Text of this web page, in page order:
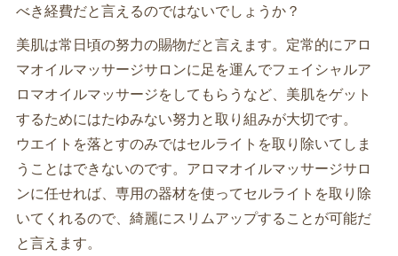
べき経費だと言えるのではないでしょうか？
美肌は常日頃の努力の賜物だと言えます。定常的にアロ
マオイルマッサージサロンに足を運んでフェイシャルア
ロマオイルマッサージをしてもらうなど、美肌をゲット
するためにはたゆみない努力と取り組みが大切です。
ウエイトを落とすのみではセルライトを取り除いてしま
うことはできないのです。アロマオイルマッサージサロ
ンに任せれば、専用の器材を使ってセルライトを取り除
いてくれるので、綺麗にスリムアップすることが可能だ
と言えます。